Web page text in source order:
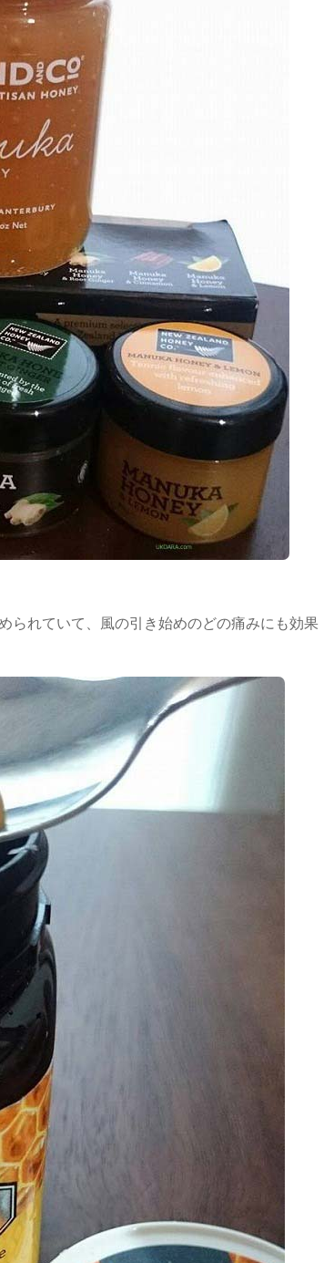
られていて、風の引き始めのどの痛みにも効果